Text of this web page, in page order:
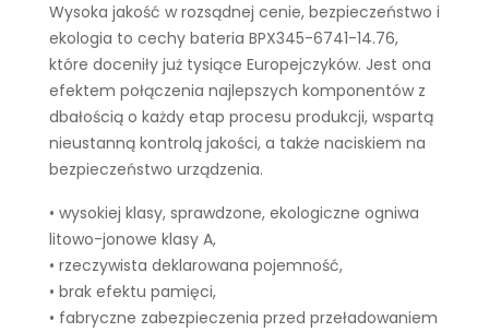
Wysoka jakość w rozsądnej cenie, bezpieczeństwo i
ekologia to cechy bateria BPX345-6741-14.76,
które doceniły już tysiące Europejczyków. Jest ona
efektem połączenia najlepszych komponentów z
dbałością o każdy etap procesu produkcji, wspartą
nieustanną kontrolą jakości, a także naciskiem na
bezpieczeństwo urządzenia.
• wysokiej klasy, sprawdzone, ekologiczne ogniwa
litowo-jonowe klasy A,
• rzeczywista deklarowana pojemność,
• brak efektu pamięci,
• fabryczne zabezpieczenia przed przeładowaniem